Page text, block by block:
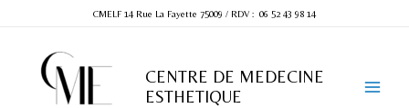
CMELF 14 Rue La Fayette 75009 / RDV : 06 52 43 98 14
CENTRE DE MEDECINE
ESTHETIQUE